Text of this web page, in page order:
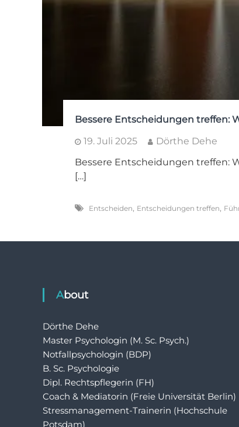
Bessere Entscheidungen treffen:
19. Juli 2025
Dörthe Dehe
Bessere Entscheidungen treffen:
[…]
Entscheiden, Entscheidungen treffen,
About
Dörthe Dehe
Master Psychologin (M. Sc. Psych.)
Notfallpsychologin (BDP)
B. Sc. Psychologie
Dipl. Rechtspflegerin (FH)
Coach & Mediatorin (Freie Universität Berlin)
Stressmanagement-Trainerin (Hochschule
Potsdam)